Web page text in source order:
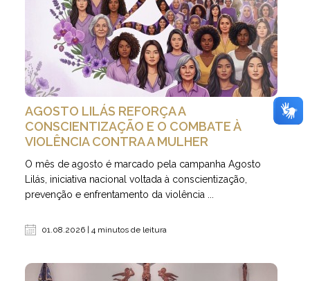
AGOSTO LILÁS REFORÇA A
CONSCIENTIZAÇÃO E O COMBATE À
VIOLÊNCIA CONTRA A MULHER
O mês de agosto é marcado pela campanha Agosto
Lilás, iniciativa nacional voltada à conscientização,
prevenção e enfrentamento da violência ...
01.08.2026 | 4 minutos de leitura